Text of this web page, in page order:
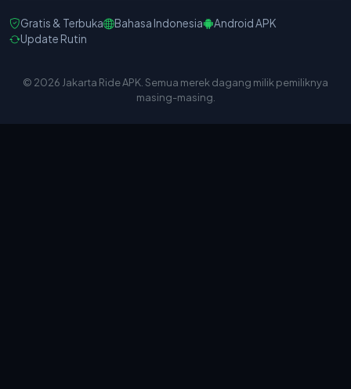
Gratis & Terbuka Bahasa Indonesia
Android APK
Update Rutin
© 2026 Jakarta Ride APK. Semua merek dagang milik pemiliknya
masing-masing.